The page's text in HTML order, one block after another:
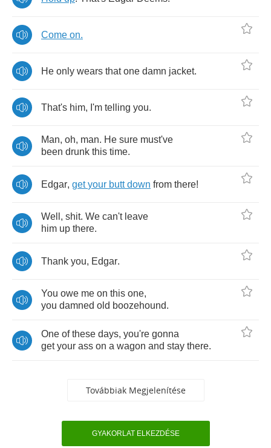
Come on.
He only wears that one damn jacket.
That's him, I'm telling you.
Man, oh, man. He sure must've
been drunk this time.
Edgar, get your butt down from there!
Well , shit. We can't leave
him up there.
Thank you, Edgar.
You owe me on this one,
you damned old boozehound.
One of these days, you're gonna
get your ass on a wagon and stay there.
Továbbiak Megjelenítése
GYAKORLAT ELKEZDÉSE